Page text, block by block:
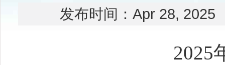
发布时间： Apr 28, 2025
2025